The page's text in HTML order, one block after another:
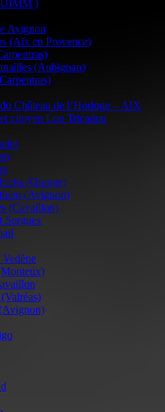
UIMM )
Avignon
(Aix en Provence)
(Aubignan)
Château de l’Horloge – AIX
citoyen Lou Tricadou
(Orange)
(Avignon)
(Cavaillon)
Sorgues